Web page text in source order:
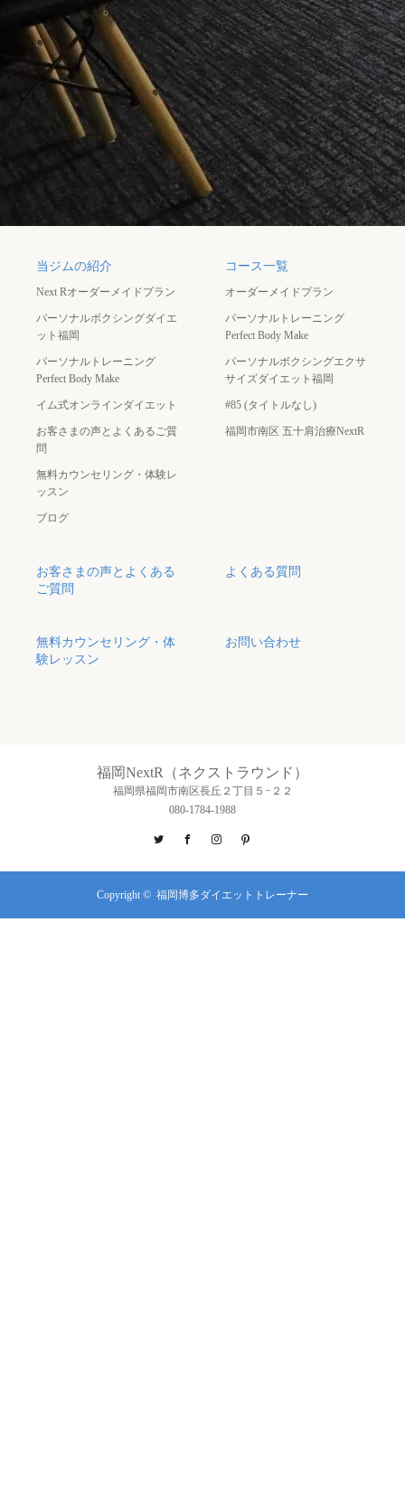
当ジムの紹介
Next Rオーダーメイドプラン
パーソナルボクシングダイエ
ット福岡
パーソナルトレーニング
Perfect Body Make
イム式オンラインダイエット
お客さまの声とよくあるご質
問
無料カウンセリング・体験レ
ッスン
ブログ
コース一覧
オーダーメイドプラン
パーソナルトレーニング
Perfect Body Make
パーソナルボクシングエクサ
サイズダイエット福岡
#85 (タイトルなし)
福岡市南区 五十肩治療NextR
お客さまの声とよくある
ご質問
よくある質問
無料カウンセリング・体
験レッスン
お問い合わせ
福岡NextR（ネクストラウンド）
福岡県福岡市南区長丘２丁目５−２２
080-1784-1988
Twitter
FacebookInstagram
Copyright © 福岡博多ダイエットトレーナー